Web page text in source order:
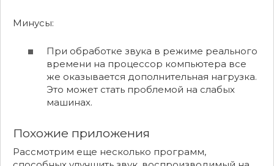
Минусы:
При обработке звука в режиме реального
времени на процессор компьютера все
же оказывается дополнительная нагрузка.
Это может стать проблемой на слабых
машинах.
Похожие приложения
Рассмотрим еще несколько программ,